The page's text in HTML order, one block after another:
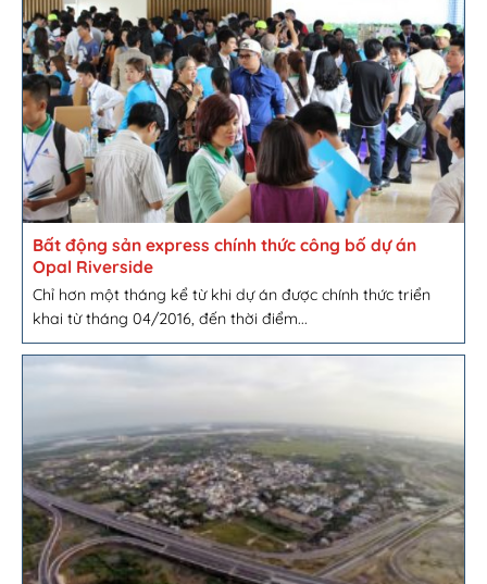
Bất động sản express chính thức công bố dự án
Opal Riverside
Chỉ hơn một tháng kể từ khi dự án được chính thức triển
khai từ tháng 04/2016, đến thời điểm...